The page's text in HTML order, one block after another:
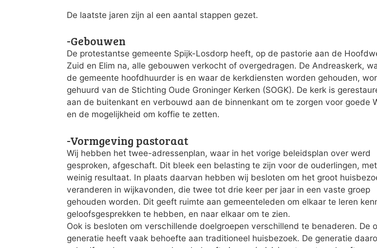
De laatste jaren zijn al een aantal stappen gezet.
-Gebouwen
De protestantse gemeente Spijk-Losdorp heeft, op de pastorie aan de
Zuid en Elim na, alle gebouwen verkocht of overgedragen. De Andreaskerk,
de gemeente hoofdhuurder is en waar de kerkdiensten worden gehouden,
gehuurd van de Stichting Oude Groninger Kerken (SOGK). De kerk is
aan de buitenkant en verbouwd aan de binnenkant om te zorgen voor goede
en de mogelijkheid om koffie te zetten.
-Vormgeving pastoraat
Wij hebben het twee-adressenplan, waar in het vorige beleidsplan over werd
gesproken, afgeschaft. Dit bleek een belasting te zijn voor de ouderlingen, met
weinig resultaat. In plaats daarvan hebben wij besloten om het groot
veranderen in wijkavonden, die twee tot drie keer per jaar in een vaste groep
gehouden worden. Dit geeft ruimte aan gemeenteleden om elkaar te leren
geloofsgesprekken te hebben, en naar elkaar om te zien.
Ook is besloten om verschillende doelgroepen verschillend te benaderen. De
generatie heeft vaak behoefte aan traditioneel huisbezoek. De generatie